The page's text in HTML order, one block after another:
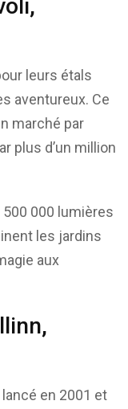
leurs étals
aventureux. Ce
marché par
plus d’un million
000 lumières
les jardins
aux
en 2001 et